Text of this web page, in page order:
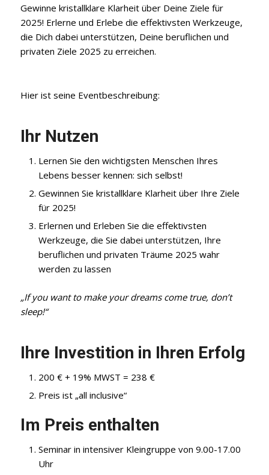
Gewinne kristallklare Klarheit über Deine Ziele für
2025! Erlerne und Erlebe die effektivsten Werkzeuge,
die Dich dabei unterstützen, Deine beruflichen und
privaten Ziele 2025 zu erreichen.
Hier ist seine Eventbeschreibung:
Ihr Nutzen
Lernen Sie den wichtigsten Menschen Ihres
Lebens besser kennen: sich selbst!
Gewinnen Sie kristallklare Klarheit über Ihre Ziele
für 2025!
Erlernen und Erleben Sie die effektivsten
Werkzeuge, die Sie dabei unterstützen, Ihre
beruflichen und privaten Träume 2025 wahr
werden zu lassen
„If you want to make your dreams come true, don’t
sleep!“
Ihre Investition in Ihren Erfolg
200 € + 19% MWST = 238 €
Preis ist „all inclusive“
Im Preis enthalten
Seminar in intensiver Kleingruppe von 9.00-17.00
Uhr